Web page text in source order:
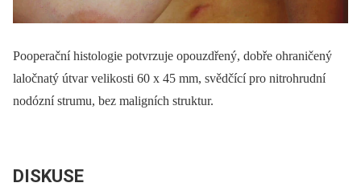
Pooperační histologie potvrzuje opouzdřený, dobře ohraničený
laločnatý útvar velikosti 60 x 45 mm, svědčící pro nitrohrudní
nodózní strumu, bez maligních struktur.
DISKUSE